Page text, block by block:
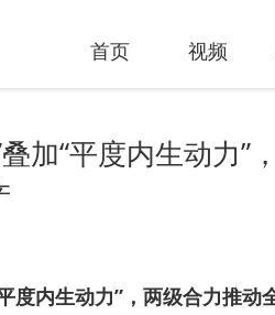
首页 视频
加“平度内生动力”
度内生动力”，两级合力推